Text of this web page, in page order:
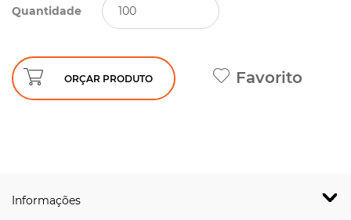
Quantidade
ORÇAR PRODUTO Favorito
Informações